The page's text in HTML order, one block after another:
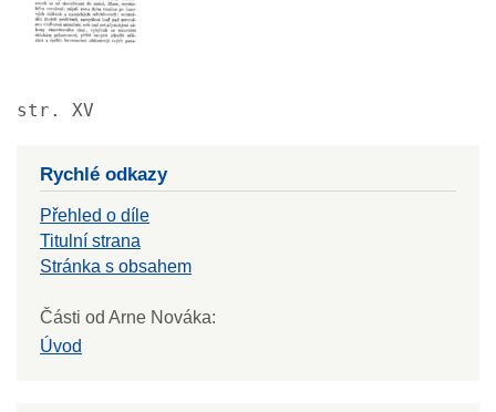
str. XV
Rychlé odkazy
Přehled o díle
Titulní strana
Stránka s obsahem
Části od Arne Nováka:
Úvod